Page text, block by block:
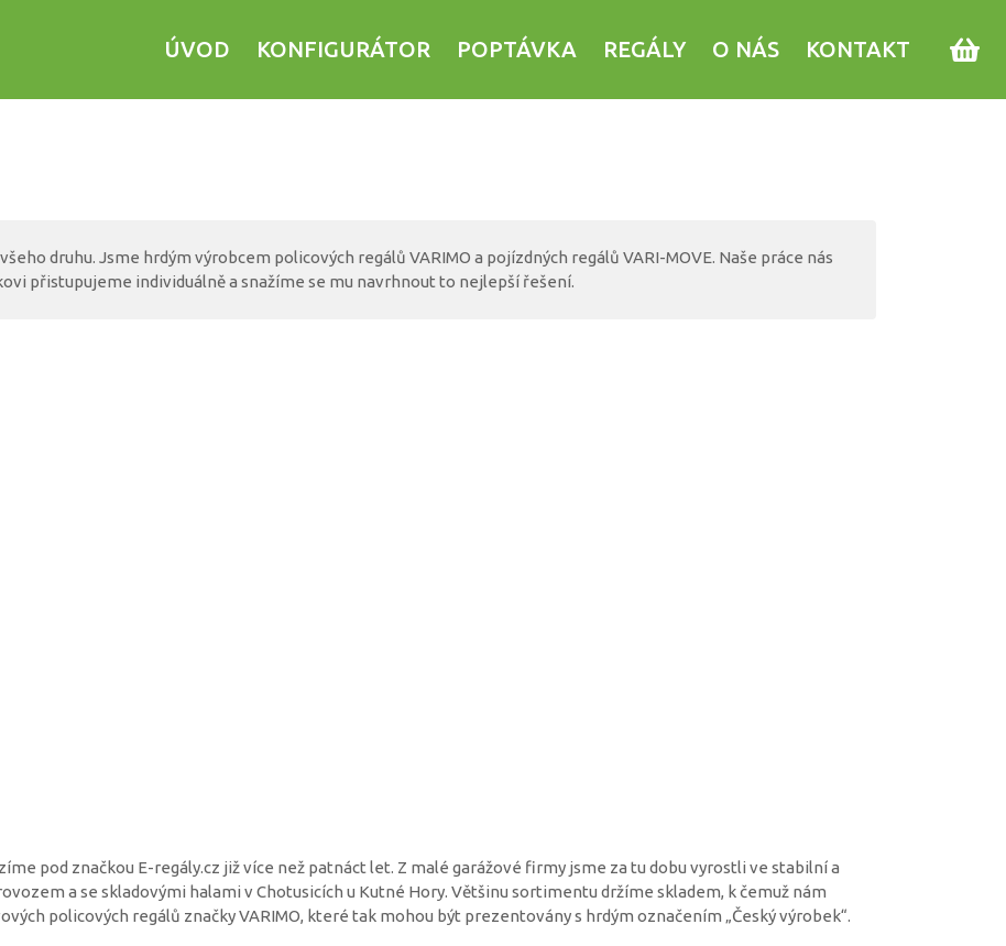
KONTAKT
O NÁS
REGÁLY
POPTÁVKA
KONFIGURÁTOR
ÚVOD
druhu. Jsme hrdým výrobcem policových regálů VARIMO a pojízdných regálů VARI-MOVE. Naše práce nás
přistupujeme individuálně a snažíme se mu navrhnout to nejlepší řešení.
pod značkou E-regály.cz již více než patnáct let. Z malé garážové firmy jsme za tu dobu vyrostli ve stabilní a
a se skladovými halami v Chotusicích u Kutné Hory. Většinu sortimentu držíme skladem, k čemuž nám
policových regálů značky VARIMO, které tak mohou být prezentovány s hrdým označením „Český výrobek“.